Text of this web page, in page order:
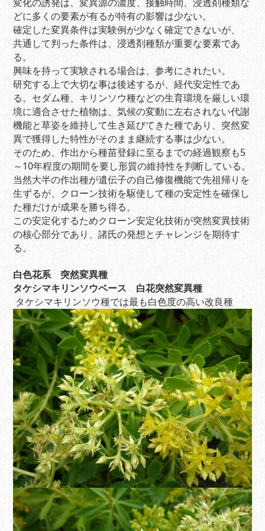
どに多くの要素が有るが特有の影響は少ない。
確定した変異条件は実験例が少なく確定できないが、
共通して判った条件は、浸透剤種類が重要な要素であ
る。
興味を持って実験される場合は、参考にされたい。
研究する上で大切な事は後述するが、経代安定性であ
る。セダム種、キリンソウ種などの生育環境を厳しい環
境に適合させた植物は、気候の変動に左右されない代謝
機能と草姿を維持して生き延びてきた種であり、突然変
異で獲得した特性がそのまま継続する事は少ない。
そのため、作出から種苗登録に至るまでの経過観察も5
～10年程度の期間を要し形質の維持性を判断している。
当然大半の作出種が遺伝子の自己修復機能で先祖帰りを
生ずるが、クローン技術を駆使して種の安定性を確保し
た種だけが成果を勝ち得る。
この安定化するためクローン安定化技術が突然変異技術
の核心部分であり、諸氏の発想とチャレンジを期待す
る。
白色花系 突然変異種
タケシマキリンソウベース 白花突然変異種
タケシマキリンソウ種では最も白色度の高い改良種